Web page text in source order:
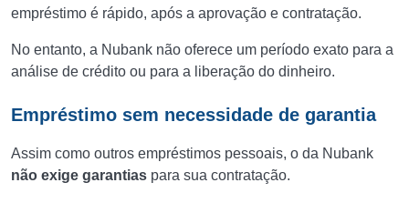
empréstimo é rápido, após a aprovação e contratação.
No entanto, a Nubank não oferece um período exato para a
análise de crédito ou para a liberação do dinheiro.
Empréstimo sem necessidade de garantia
Assim como outros empréstimos pessoais, o da Nubank
não exige garantias para sua contratação.